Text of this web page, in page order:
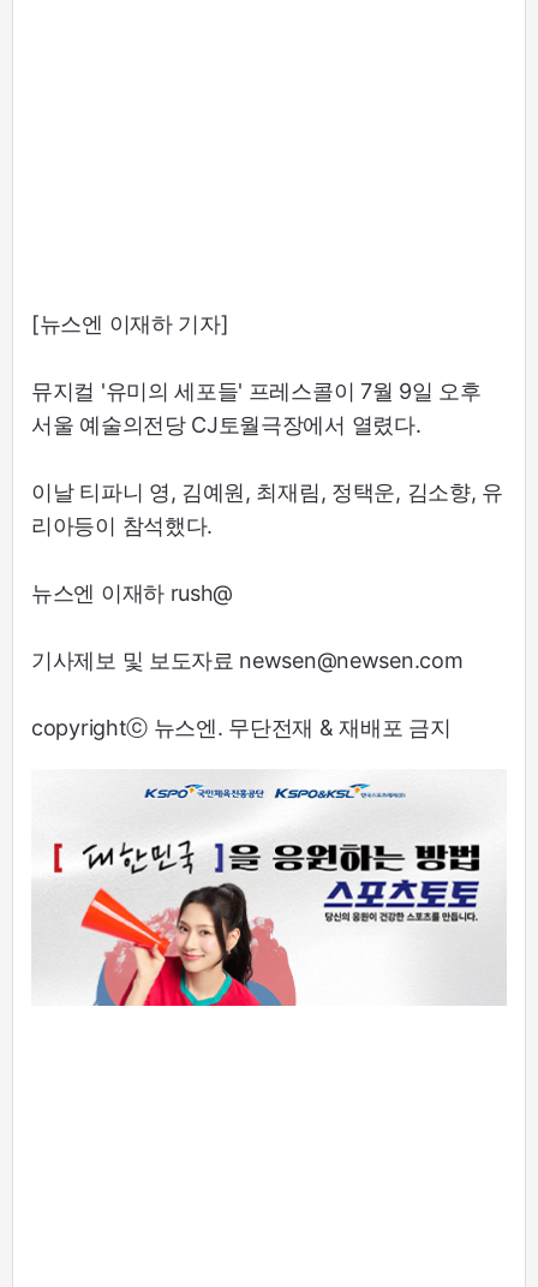
[뉴스엔 이재하 기자]
뮤지컬 '유미의 세포들' 프레스콜이 7월 9일 오후
서울 예술의전당 CJ토월극장에서 열렸다.
이날 티파니 영, 김예원, 최재림, 정택운, 김소향, 유
리아등이 참석했다.
뉴스엔 이재하 rush@
기사제보 및 보도자료 newsen@newsen.com
copyrightⓒ 뉴스엔. 무단전재 & 재배포 금지